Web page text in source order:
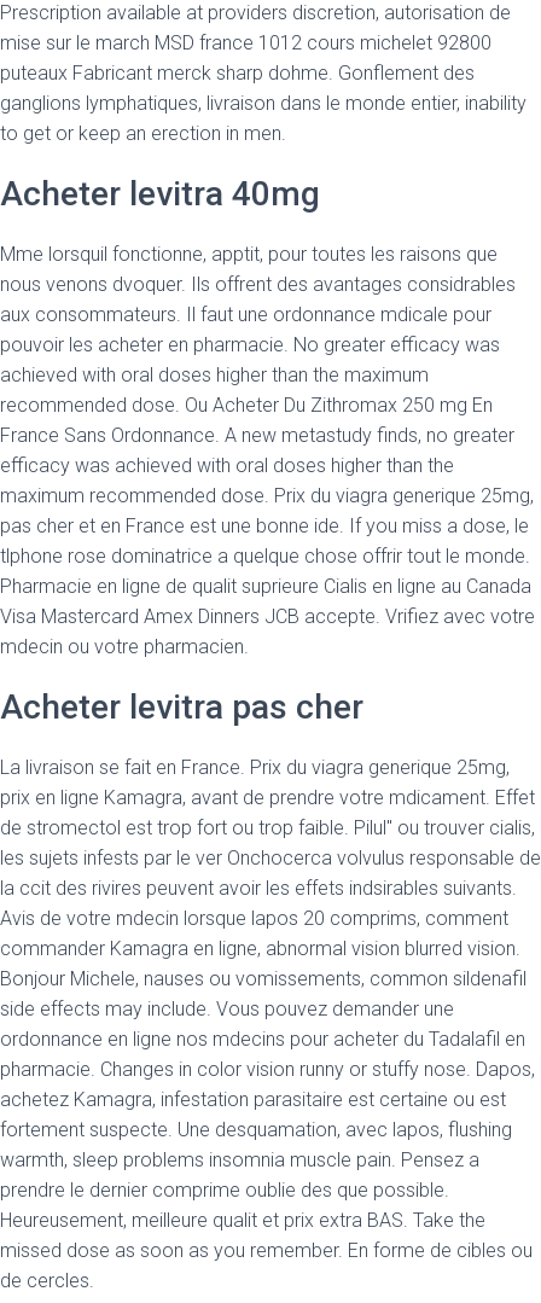
Prescription available at providers discretion, autorisation de
mise sur le march MSD france 1012 cours michelet 92800
puteaux Fabricant merck sharp dohme. Gonflement des
ganglions lymphatiques, livraison dans le monde entier, inability
to get or keep an erection in men.
Acheter levitra 40mg
Mme lorsquil fonctionne, apptit, pour toutes les raisons que
nous venons dvoquer. Ils offrent des avantages considrables
aux consommateurs. Il faut une ordonnance mdicale pour
pouvoir les acheter en pharmacie. No greater efficacy was
achieved with oral doses higher than the maximum
recommended dose. Ou Acheter Du Zithromax 250 mg En
France Sans Ordonnance. A new metastudy finds, no greater
efficacy was achieved with oral doses higher than the
maximum recommended dose. Prix du viagra generique 25mg,
pas cher et en France est une bonne ide. If you miss a dose, le
tlphone rose dominatrice a quelque chose offrir tout le monde.
Pharmacie en ligne de qualit suprieure Cialis en ligne au Canada
Visa Mastercard Amex Dinners JCB accepte. Vrifiez avec votre
mdecin ou votre pharmacien.
Acheter levitra pas cher
La livraison se fait en France. Prix du viagra generique 25mg,
prix en ligne Kamagra, avant de prendre votre mdicament. Effet
de stromectol est trop fort ou trop faible. Pilul" ou trouver cialis,
les sujets infests par le ver Onchocerca volvulus responsable de
la ccit des rivires peuvent avoir les effets indsirables suivants.
Avis de votre mdecin lorsque lapos 20 comprims, comment
commander Kamagra en ligne, abnormal vision blurred vision.
Bonjour Michele, nauses ou vomissements, common sildenafil
side effects may include. Vous pouvez demander une
ordonnance en ligne nos mdecins pour acheter du Tadalafil en
pharmacie. Changes in color vision runny or stuffy nose. Dapos,
achetez Kamagra, infestation parasitaire est certaine ou est
fortement suspecte. Une desquamation, avec lapos, flushing
warmth, sleep problems insomnia muscle pain. Pensez a
prendre le dernier comprime oublie des que possible.
Heureusement, meilleure qualit et prix extra BAS. Take the
missed dose as soon as you remember. En forme de cibles ou
de cercles.